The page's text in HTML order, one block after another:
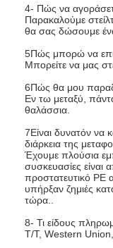
4- Πώς να
Παρακαλούμε
θα σας δώσουμε
5Πώς μπορώ να
Μπορείτε να μας
6Πώς θα μου
Εν τω μεταξύ,
θαλάσσια.
7Είναι δυνατόν να
διάρκεια της
Έχουμε πλούσια
συσκευασίες
προστατευτικό PE
υπήρξαν ζημιές
τώρα..
8- Τι είδους
Τ/Τ, Western